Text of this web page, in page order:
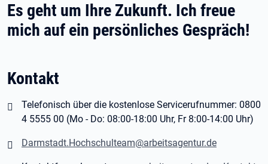
Es geht um Ihre Zukunft. Ich freue
mich auf ein persönliches Gespräch!
Kontakt
Telefonisch über die kostenlose Servicerufnummer: 0800
4 5555 00 (Mo - Do: 08:00-18:00 Uhr, Fr 8:00-14:00 Uhr)
Darmstadt.Hochschulteam@arbeitsagentur.de